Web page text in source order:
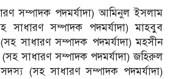
সম্পাদক পদমর্যাদা) আমিনুল ইসলাম
সম্পাদক পদমর্যাদা) মাহবুব
সাধারণ সম্পাদক পদমর্যাদা) মহসীন
সাধারণ সম্পাদক পদমর্যাদা) জহিরুল
(সহ সাধারণ সম্পাদক পদমর্যাদা)